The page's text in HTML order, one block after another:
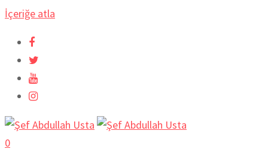
İçeriğe atla
0